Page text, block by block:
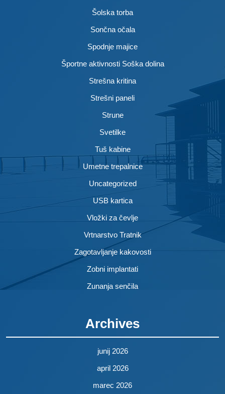
Šolska torba
Sončna očala
Spodnje majice
Športne aktivnosti Soška dolina
Strešna kritina
Strešni paneli
Strune
Svetilke
Tuš kabine
Umetne trepalnice
Uncategorized
USB kartica
Vložki za čevlje
Vrtnarstvo Tratnik
Zagotavljanje kakovosti
Zobni implantati
Zunanja senčila
Archives
junij 2026
april 2026
marec 2026